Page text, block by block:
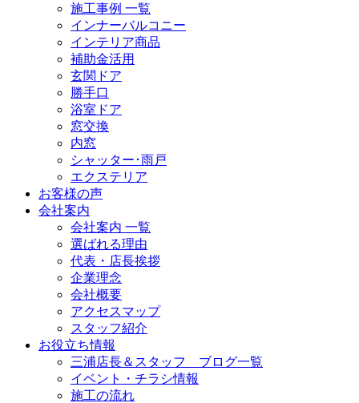
施工事例 一覧
インナーバルコニー
インテリア商品
補助金活用
玄関ドア
勝手口
浴室ドア
窓交換
内窓
シャッター･雨戸
エクステリア
お客様の声
会社案内
会社案内 一覧
選ばれる理由
代表・店長挨拶
企業理念
会社概要
アクセスマップ
スタッフ紹介
お役立ち情報
三浦店長＆スタッフ ブログ一覧
イベント・チラシ情報
施工の流れ